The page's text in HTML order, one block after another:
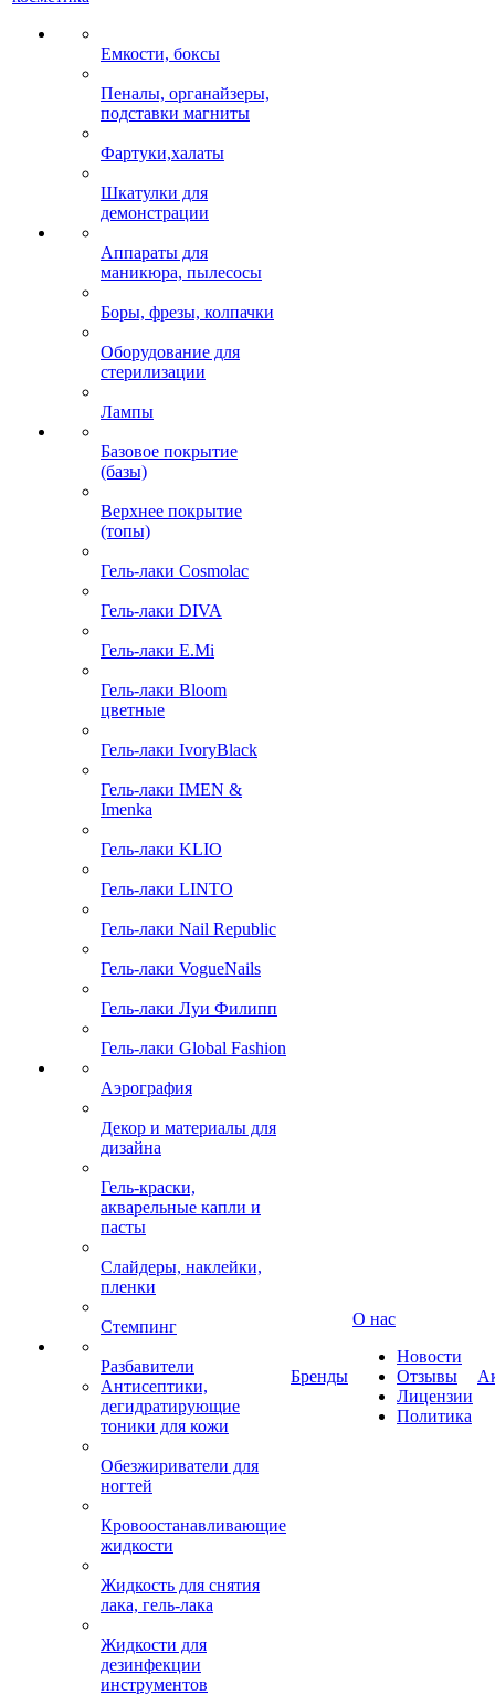
Емкости, боксы
Пеналы, органайзеры,
подставки магниты
Фартуки,халаты
Шкатулки для
демонстрации
Аппараты для
маникюра, пылесосы
Боры, фрезы, колпачки
Оборудование для
стерилизации
Лампы
Базовое покрытие
(базы)
Верхнее покрытие
(топы)
Гель-лаки Cosmolac
Гель-лаки DIVA
Гель-лаки E.Mi
Гель-лаки Bloom
цветные
Гель-лаки IvoryBlack
Гель-лаки IMEN &
Imenka
Гель-лаки KLIO
Гель-лаки LINTO
Гель-лаки Nail Republic
Гель-лаки VogueNails
Гель-лаки Луи Филипп
Гель-лаки Global Fashion
Аэрография
Декор и материалы для
дизайна
Гель-краски,
акварельные капли и
пасты
Слайдеры, наклейки,
пленки
Стемпинг
Разбавители
Антисептики,
дегидратирующие
тоники для кожи
Обезжириватели для
ногтей
Кровоостанавливающие
жидкости
Жидкость для снятия
лака, гель-лака
Жидкости для
дезинфекции
инструментов
Бренды
О нас
Новости
Отзывы
Лицензии
Политика